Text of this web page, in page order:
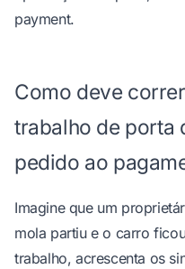
payment.
Como deve
trabalho de porta
pedido ao
Imagine que um
mola partiu e o carro
trabalho, acrescenta os